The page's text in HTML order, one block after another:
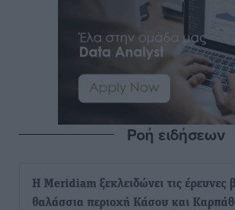
Ροή ειδήσεων
Η Meridiam ξεκλειδώνει τις έρευνες
θαλάσσια περιοχή Κάσου και